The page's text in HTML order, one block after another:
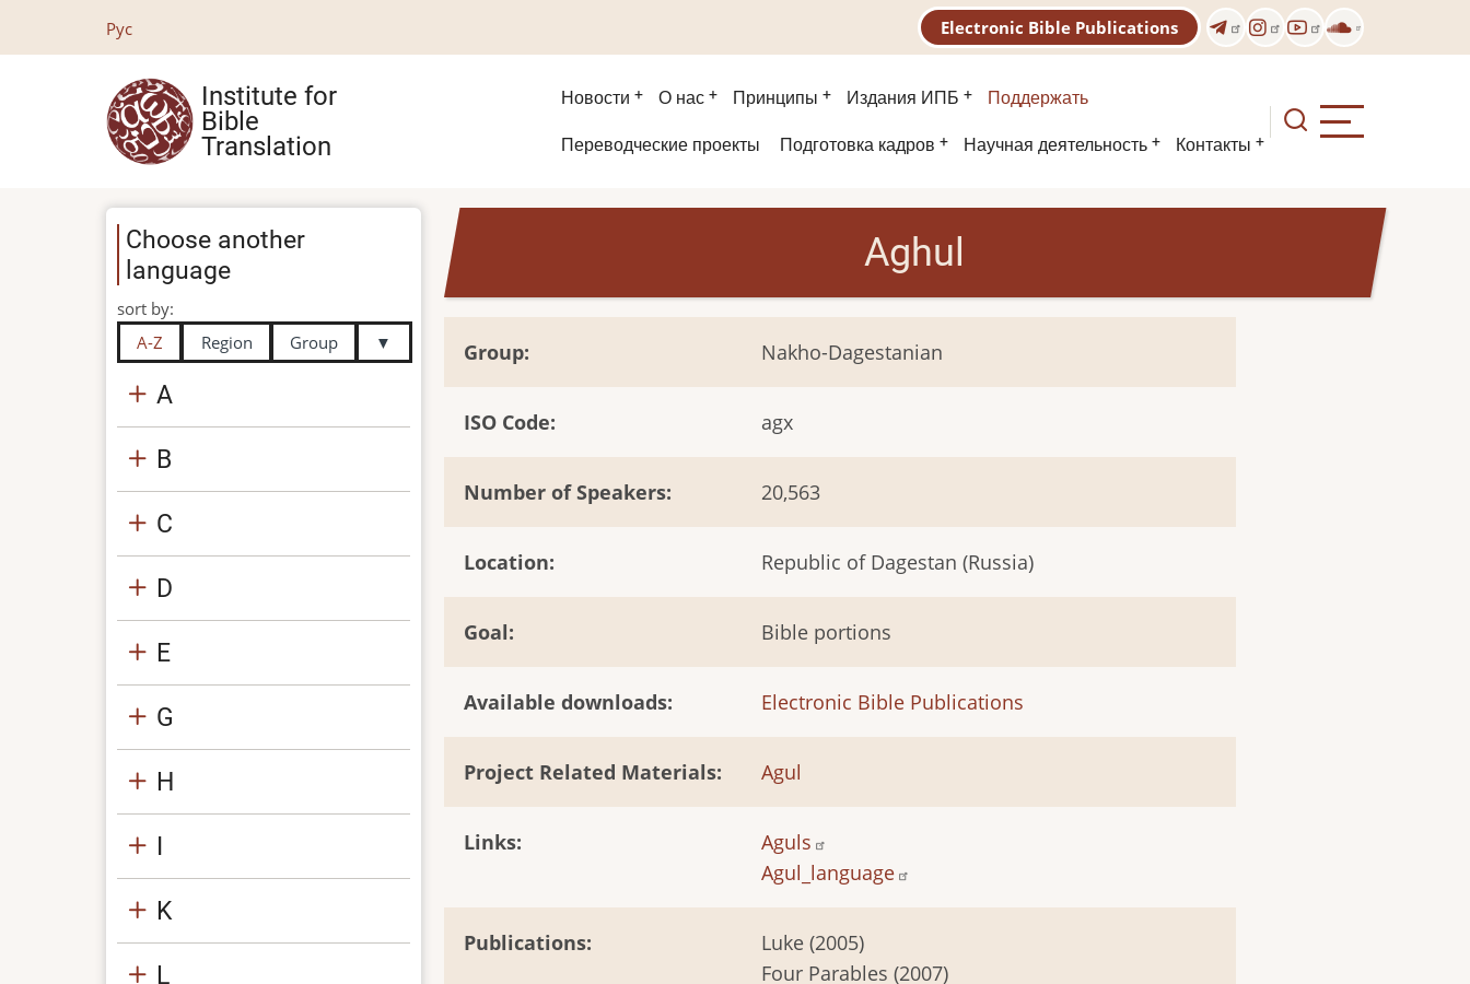
Рус Electronic Bible Publications
Institute for
Bible
Translation
Main
menu
Новости О нас Принципы Издания ИПБ Поддержать
Second
Переводческие проекты Подготовка кадров Научная деятельность Контакты
Aghul
Group Nakho-Dagestanian
ISO Code agx
Number of Speakers 20,563
Location Republic of Dagestan (Russia)
Goal Bible portions
Available downloads Electronic Bible Publications
Project Related Materials Agul
Links
Aguls
Agul_language
Publications
Luke (2005)
Four Parables (2007)
Choose another
language
sort by:
A-Z
Region Group ▼
A
B
C
D
E
G
H
I
K
L